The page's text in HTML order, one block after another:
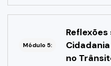
Módulo 5:
no